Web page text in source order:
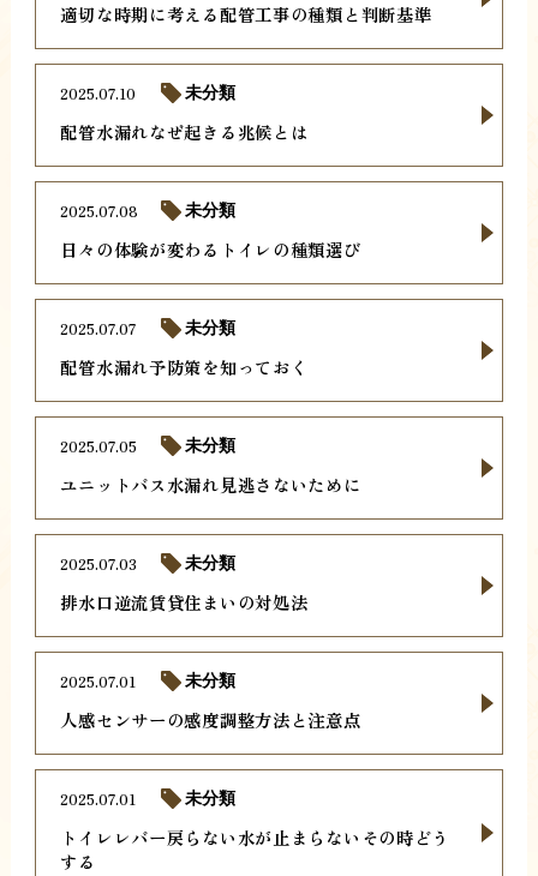
適切な時期に考える配管工事の種類と判断基準
配管水漏れなぜ起きる兆候とは
2025.07.10 未分類
日々の体験が変わるトイレの種類選び
2025.07.08 未分類
配管水漏れ予防策を知っておく
2025.07.07 未分類
ユニットバス水漏れ見逃さないために
2025.07.05 未分類
排水口逆流賃貸住まいの対処法
2025.07.03 未分類
人感センサーの感度調整方法と注意点
2025.07.01 未分類
トイレレバー戻らない水が止まらないその時どう
する
2025.07.01 未分類